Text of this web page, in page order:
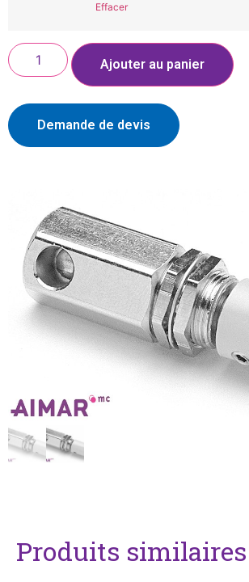
Effacer
Ajouter au panier
Demande de devis
Produits similaires